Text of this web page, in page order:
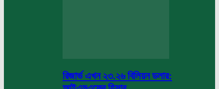
রিজার্ভ এখন ২৩.২৬ বিলিয়ন ডলার: